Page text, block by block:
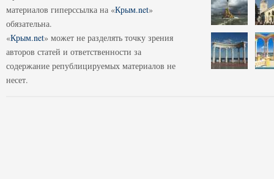
материалов гиперссылка на «Крым.net»
обязательна.
«Крым.net» может не разделять точку зрения
авторов статей и ответственности за
содержание републицируемых материалов не
несет.